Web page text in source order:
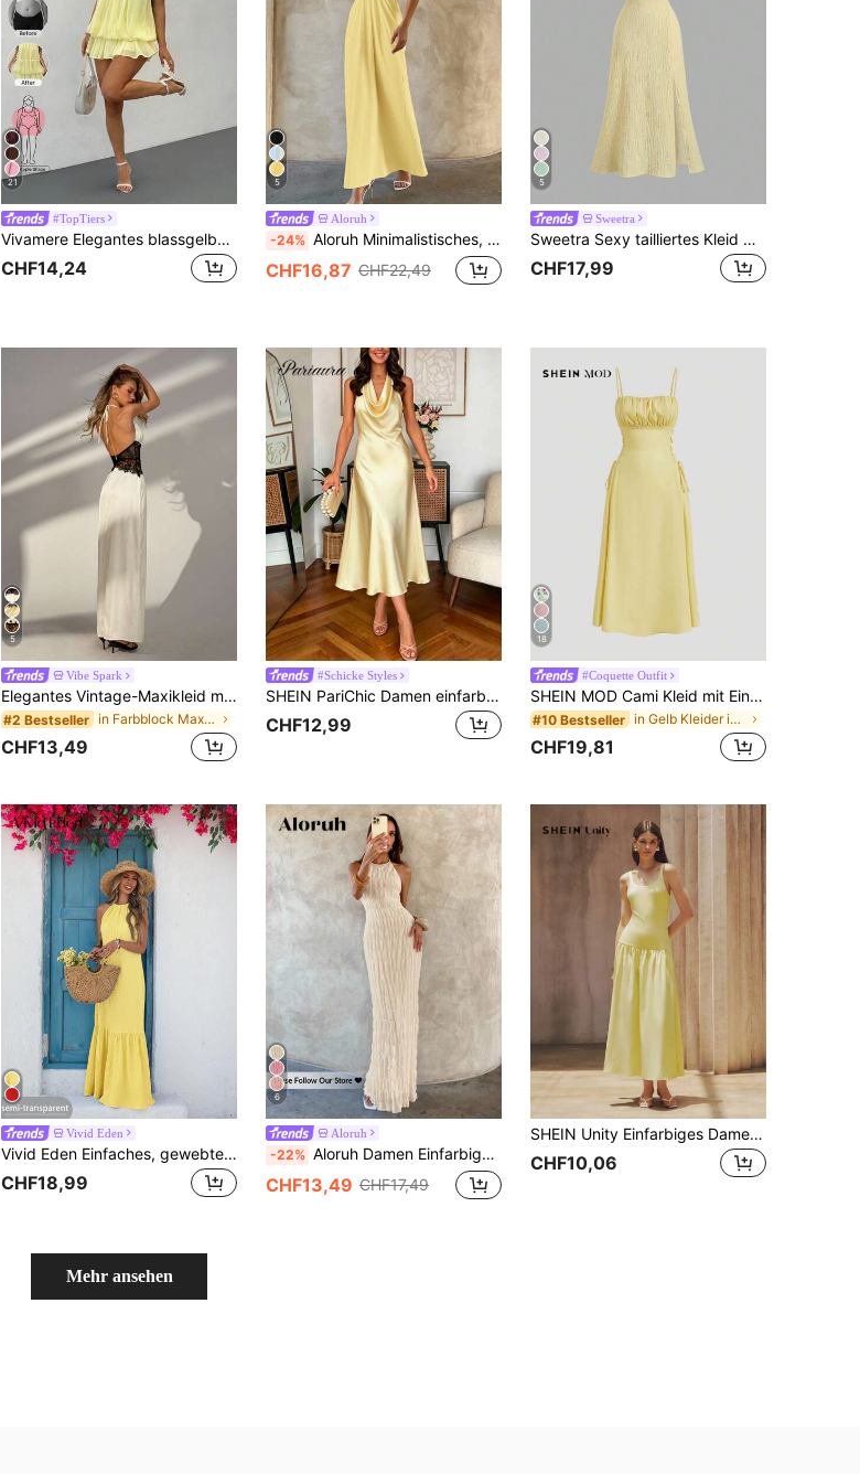
21
#TopTiers
Vivamere Elegantes blassgelbes Neckholder-Mini-Kleid für Damen, sommerliches tropisches fließendes Babydoll-Kurzkleid, geeignet für Party, Date, Cocktail, Valentinstag, elegant, für zierliche Frauen
CHF14,24
5
Aloruh
-24% Aloruh Minimalistisches, pendlerfreundliches, elegantes Hochzeitssaison Sexy Extra-Langes Kleid
CHF16,87 CHF22,49
5
Sweetra
Sweetra Sexy tailliertes Kleid mit tiefem V-Ausschnitt, rückenfrei und Schlitz, einfarbig
CHF17,99
5
Vibe Spark
Elegantes Vintage-Maxikleid mit Neckholder und rückenfreiem Design, transparentem Blumen-Spitzen-Taillen-Patchwork, für Party und Sommer
#2 Bestseller in Farbblock Maxikleider
CHF13,49
#Schicke Styles
SHEIN PariChic Damen einfarbiges Satin-Kleid mit Wasserfall-Ausschnitt, minimalistisches Kleid, gelbes Kleid, Satin-Kleid, Date, Sommer, Damen Lässig leid, elegantes Damenkleid, Abschlussballkleid, Sommer
CHF12,99
18
#Coquette Outfit
SHEIN MOD Cami Kleid mit Einfarbig Rüschen, seitlichem Band,
#10 Bestseller in Gelb Kleider in mittlerer Länge
CHF19,81
Vivid Eden
Vivid Eden Einfaches, gewebtes Rüschen-Lockereres Rüschen-Saum Kleid für Frauen, Sommerkleidung, Valentinstag, Urlaubsoutfits für Frauen, Strandoutfits für Frauen, Festival, Romantisch, Bohemian, BOHO, Süß, Rave-Outfits Festival, Tropischer Urlaub Frauenkleidung, Karneval, Elegante Frauenkleidung für Frühling bis Sommer, Sommerkleid, Sommerkleider für Frauen, Sommeroutfits, Frühlingsoutfit Frauen, Frühlingsferien-Outfits, Frühlingskleid Frauen, Valentinstagoutfits für Frauen, Karneval Frauenaussehen 2026, Strandkleid, Elegante Partykleider für Frauen
CHF18,99
6
Aloruh
-22% Aloruh Damen Einfarbiges plissiertes figurbetontes rückenfreies sexy Kleid
CHF13,49 CHF17,49
SHEIN Unity Einfarbiges Damenkleid mit Spaghettiträgern und Patchwork-Saum, modisch und vielseitig für Frühling/Sommer
CHF10,06
Mehr ansehen